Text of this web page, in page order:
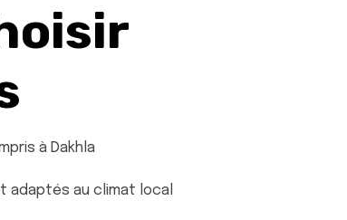
à Dakhla
adaptés au climat local